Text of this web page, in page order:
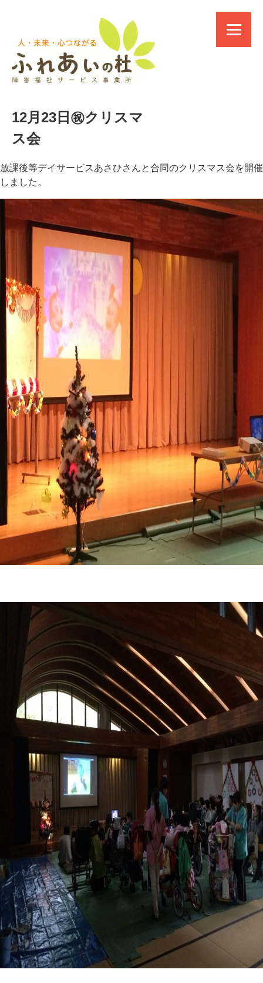
12月23日㊗️クリスマ
ス会
放課後等デイサービスあさひさんと合同のクリスマス会を開催
しました。